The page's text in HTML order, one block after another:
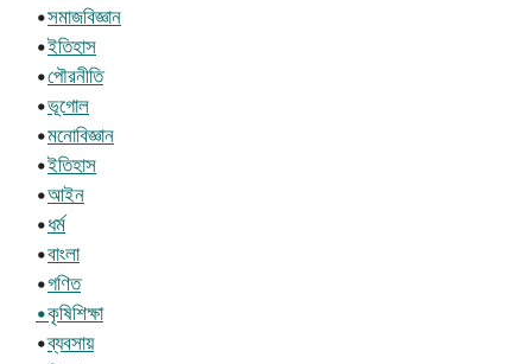
•সমাজবিজ্ঞান
•ইতিহাস
•পৌরনীতি
•ভূগোল
•মনোবিজ্ঞান
•ইতিহাস
•আইন
•ধর্ম
•বাংলা
•গণিত
•কৃষিশিক্ষা
•ব্যবসায়